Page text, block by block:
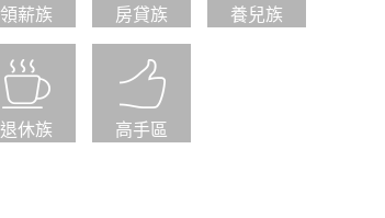
領薪族 房貸族 養兒族
退休族 高手區